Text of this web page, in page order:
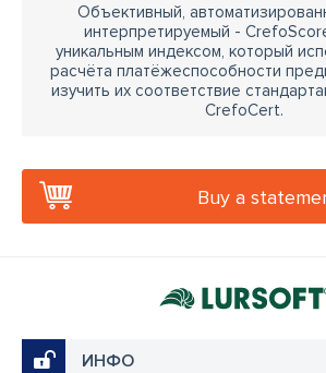
Объективный,
интерпретируемый -
уникальным индексом, который
расчёта платёжеспособности
изучить их соответствие
CrefoCert.
Buy a
ИНФО